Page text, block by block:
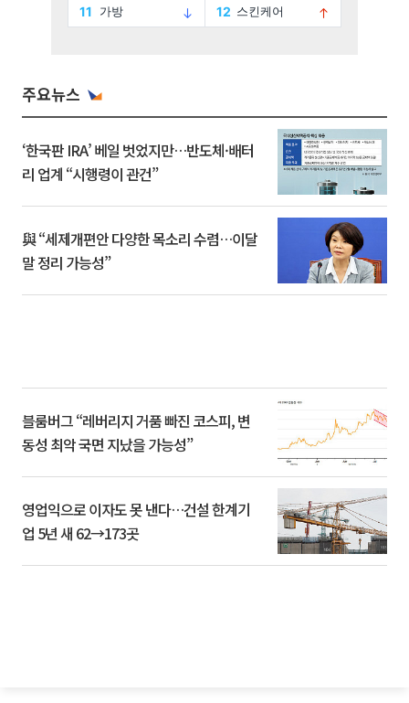
주요뉴스
‘한국판 IRA’ 베일 벗었지만…반도체·배터
리 업계 “시행령이 관건”
與 “세제개편안 다양한 목소리 수렴…이달
말 정리 가능성”
블룸버그 “레버리지 거품 빠진 코스피, 변
동성 최악 국면 지났을 가능성”
영업익으로 이자도 못 낸다…건설 한계기
업 5년 새 62→173곳